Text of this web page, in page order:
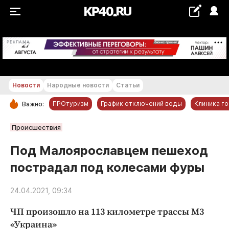
РЕКЛАМА +19...+20 °С
РУБРИКИ
Обнинск
Новости компаний
Статьи
Народные новости
Благоустройство
Новости Народные новости Статьи
Важно: ПРОтуризм График отключений воды Клиника
Происшествия
Под Малоярославцем пешеход
пострадал под колесами фуры
24.04.2021, 09:34
ЧП произошло на 113 километре трассы М3
«Украина»